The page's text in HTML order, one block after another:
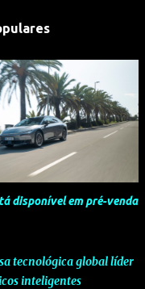
disponível em pré-venda
tecnológica global líder
inteligentes